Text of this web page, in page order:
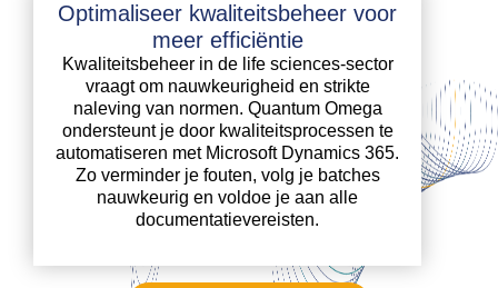
Optimaliseer kwaliteitsbeheer voor
meer efficiëntie
Kwaliteitsbeheer in de life sciences-sector
vraagt om nauwkeurigheid en strikte
naleving van normen. Quantum Omega
ondersteunt je door kwaliteitsprocessen te
automatiseren met Microsoft Dynamics 365.
Zo verminder je fouten, volg je batches
nauwkeurig en voldoe je aan alle
documentatievereisten.